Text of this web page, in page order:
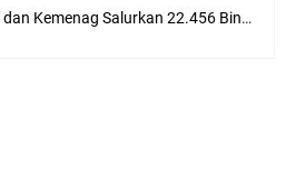
FOZ Jatim, BAZNAS, dan Kemenag Salurkan 22.456 Bingkisan Lebaran Yatim Serentak di Berbagai Daerah di Jawa Timur